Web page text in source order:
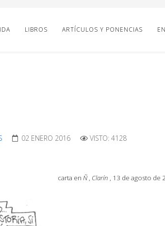
LIBROS ARTÍCULOS Y PONENCIAS
02 ENERO 2016 VISTO: 4128
carta en Ñ , Clarín , 13 de agosto de